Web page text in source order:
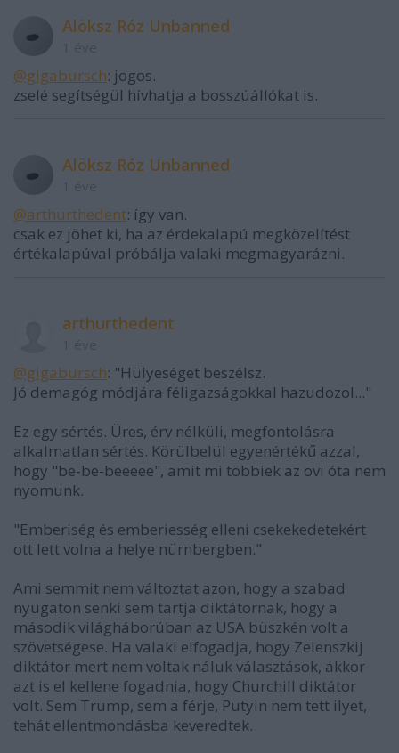
Alöksz Róz Unbanned
@gigabursch: jogos.
zselé segítségül hívhatja a bosszúállókat is.
Alöksz Róz Unbanned
@arthurthedent: így van.
csak ez jöhet ki, ha az érdekalapú megközelítést
értékalapúval próbálja valaki megmagyarázni.
arthurthedent
@gigabursch: "Hülyeséget beszélsz.
Jó demagóg módjára féligazságokkal hazudozol..."
Ez egy sértés. Üres, érv nélküli, megfontolásra
alkalmatlan sértés. Körülbelül egyenértékű azzal,
hogy "be-be-beeeee", amit mi többiek az ovi óta nem
nyomunk.
"Emberiség és emberiesség elleni csekekedetekért
ott lett volna a helye nürnbergben."
Ami semmit nem változtat azon, hogy a szabad
nyugaton senki sem tartja diktátornak, hogy a
második világháborúban az USA büszkén volt a
szövetségese. Ha valaki elfogadja, hogy Zelenszkij
diktátor mert nem voltak náluk választások, akkor
azt is el kellene fogadnia, hogy Churchill diktátor
volt. Sem Trump, sem a férje, Putyin nem tett ilyet,
tehát ellentmondásba keveredtek.